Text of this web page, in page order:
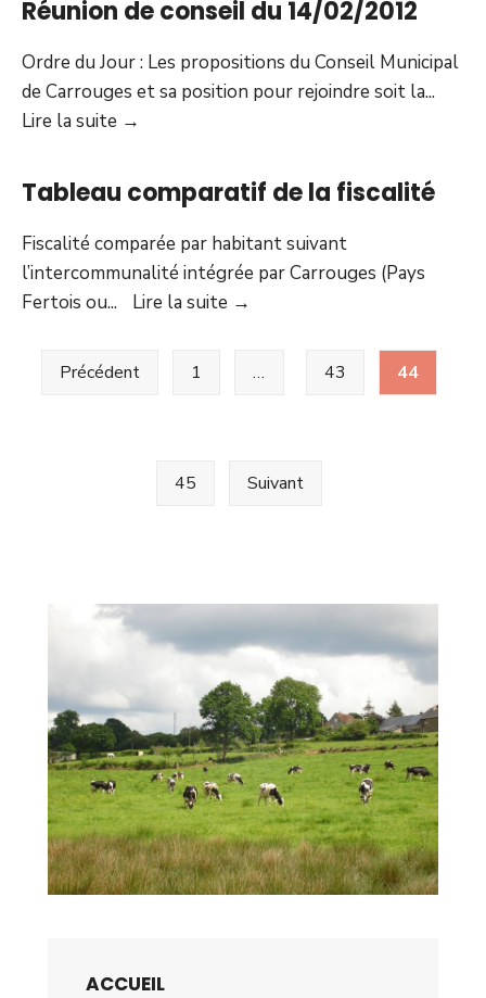
coupes
:
L’or
et
élèves
l’AMC
Réunion de conseil du 14/02/2012
Ordre du Jour : Les propositions du Conseil Municipal
de Carrouges et sa position pour rejoindre soit la...
Lire la suite →
du
14/02/2012
Tableau comparatif de la fiscalité
Fiscalité comparée par habitant suivant
l’intercommunalité intégrée par Carrouges (Pays
Fertois ou... Lire la suite →
desPrécédent 1 … 43 44
45 Suivant
ACCUEIL